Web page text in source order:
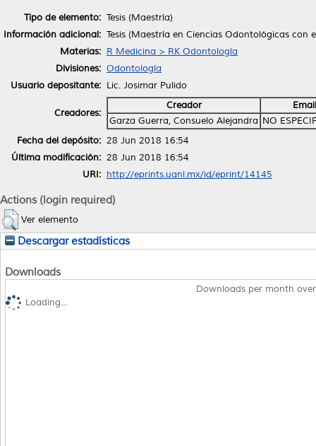
Tipo de elemento: Tesis (Maestría)
Información adicional: Tesis (Maestría en Ciencias Odontológicas con
Materias: R Medicina > RK Odontología
Divisiones: Odontología
Usuario depositante: Lic. Josimar Pulido
Creadores:
Creador
Email
Garza Guerra, Consuelo Alejandra NO
Fecha del depósito: 28 Jun 2018 16:54
Última modificación: 28 Jun 2018 16:54
URI: http://eprints.uanl.mx/id/eprint/14145
Actions (login required)
Ver elemento
Descargar estadísticas
Downloads
Downloads per month
Loading...